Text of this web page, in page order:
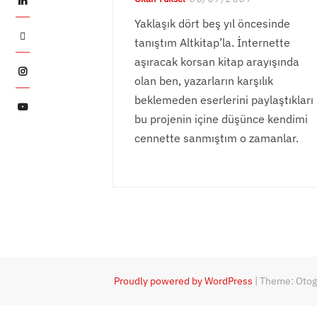
Twitter
Instagram
YouTube
Yaklaşık dört beş yıl öncesinde
tanıştım Altkitap’la. İnternette
aşıracak korsan kitap arayışında
olan ben, yazarların karşılık
beklemeden eserlerini paylaştıkları
bu projenin içine düşünce kendimi
cennette sanmıştım o zamanlar.
Proudly powered by WordPress |Theme: